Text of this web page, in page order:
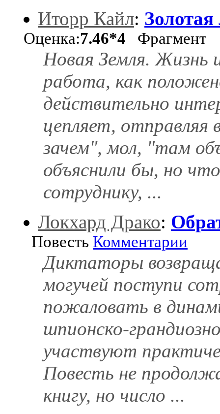
Иторр Кайл:
Оценка:7.46*4 Фрагмент
Новая Земля. Жизнь
работа, как
действительно
цепляет, отправляя
зачем", мол, "там
объяснили бы, но
сотруднику, ...
Локхард Драко:
Повесть Комментарии
Диктаторы
могучей поступи
пожаловать в
шпионско-
участвуют
Повесть не
книгу, но число ...